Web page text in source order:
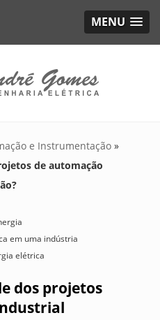
MENU
e Instrumentação »
de automação
em uma indústria
elétrica
dos projetos